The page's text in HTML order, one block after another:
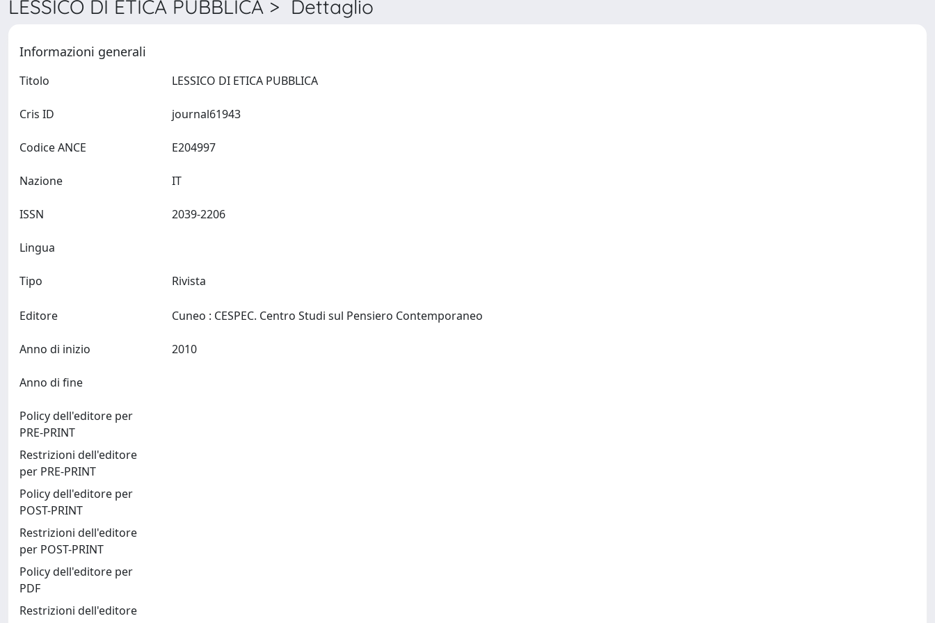
LESSICO DI ETICA PUBBLICA > Dettaglio
Informazioni generali
Titolo
Cris ID
Codice ANCE
Nazione
ISSN
Lingua
Tipo Rivista
Editore
Anno di inizio
Anno di fine
Policy dell'editore per
PRE-PRINT
Restrizioni dell'editore
per PRE-PRINT
Policy dell'editore per
POST-PRINT
Restrizioni dell'editore
per POST-PRINT
Policy dell'editore per
PDF
Restrizioni dell'editore